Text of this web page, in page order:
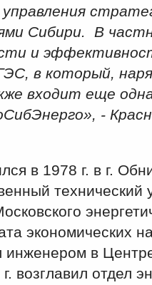
Сибири. В
и
в который,
входит еще
-
в 1978 г. в г.
экономических
инженером в
возглавил отдел